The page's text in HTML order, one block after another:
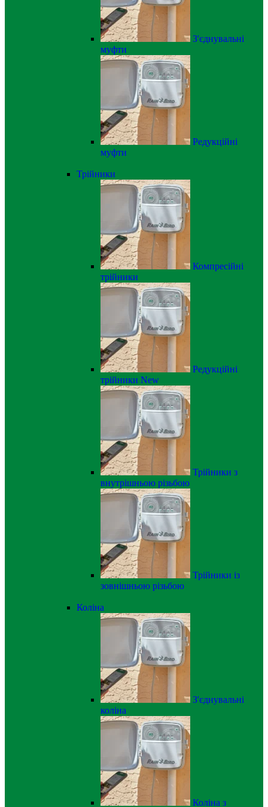
З'єднувальні
муфти
Редукційні
муфти
Трійники
Компресійні
трійники
Редукційні
трійники New
Трійники з
внутрішньою різьбою
Трійники із
зовнішньою різьбою
Коліна
З'єднувальні
коліна
Коліна з